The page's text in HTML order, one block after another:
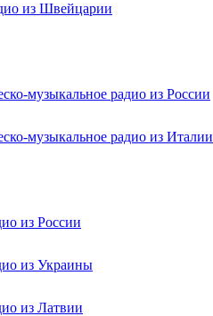
из Швейцарии
музыкальное радио из России
музыкальное радио из Италии
из России
из Украины
из Латвии